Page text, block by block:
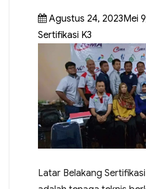
Agustus 24, 2023Mei
Sertifikasi K3
Latar Belakang